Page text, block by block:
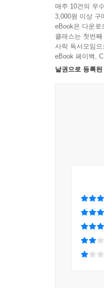
《레 미제라
《태백산맥》
잃어버린 자
마음돌봄의 기
조씨고아 그리
폐문독서, 문
여성들의 헌
책을 읽고 나
운명을 바꾸
학(學): 자신
공동체적 공
무한 출혈 경
다짐과 약속
마지막까지
마!”라고 목소
2부 ‘탄핵으
조기 종식을
시민집회와
4부 ‘가장 뜨
매주 10건의 우
3,000원 이상 구
eBook은 다운로
클래스는 첫번
사락 독서모임
eBook 페이백,
낱권으로 등록